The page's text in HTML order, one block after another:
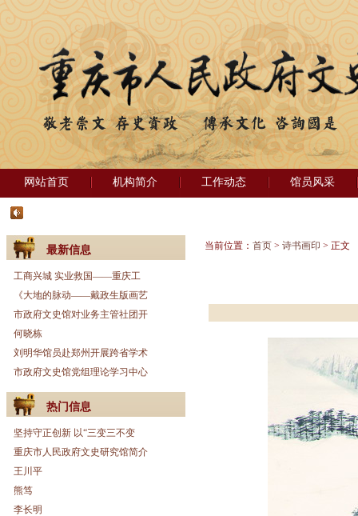
网站首页 机构简介 工作动态 馆员风采
最新信息
工商兴城 实业救国——重庆工
《大地的脉动——戴政生版画艺
市政府文史馆对业务主管社团开
何晓栋
刘明华馆员赴郑州开展跨省学术
市政府文史馆党组理论学习中心
热门信息
坚持守正创新 以“三变三不变
重庆市人民政府文史研究馆简介
王川平
熊笃
李长明
当前位置： 首页 > 诗书画印 > 正文